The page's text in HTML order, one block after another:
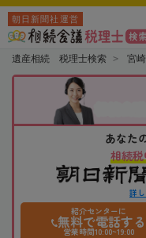
朝日新聞社運営
遺産相続 税理士検索 宮
あなた
相続
詳
紹介センターに
無料で電話する
営業時間10:00~19:00